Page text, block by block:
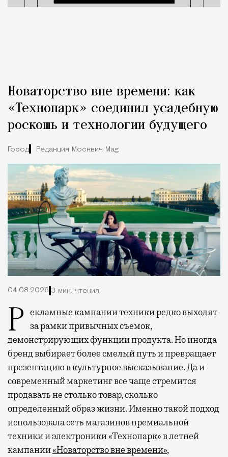
Новаторство вне времени: как
«Технопарк» соединил усадебную
роскошь и технологии будущего
Город Редакция Москвич Mag
04.08.2026 3 мин. чтения
Рекламные кампании техники редко выходят
за рамки привычных съемок,
демонстрирующих функции продукта. Но иногда
бренд выбирает более смелый путь и превращает
презентацию в культурное высказывание. Да и
современный маркетинг все чаще стремится
продавать не столько товар, сколько
определенный образ жизни. Именно такой подход
использовала сеть магазинов премиальной
техники и электроники «Технопарк» в летней
кампании«Новаторство вне времени»,